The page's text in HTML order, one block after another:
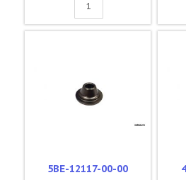
5BE-12117-00-00